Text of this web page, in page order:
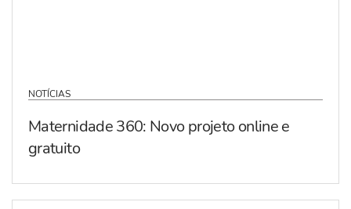
NOTÍCIAS
Maternidade 360: Novo projeto online e
gratuito